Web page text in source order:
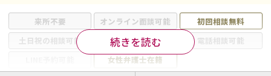
来所不要 オンライン面談可能
初回相談無料
土日祝の相談可能
19時以降電話可能
電話相談可能
女性弁護士在籍
続きを読む